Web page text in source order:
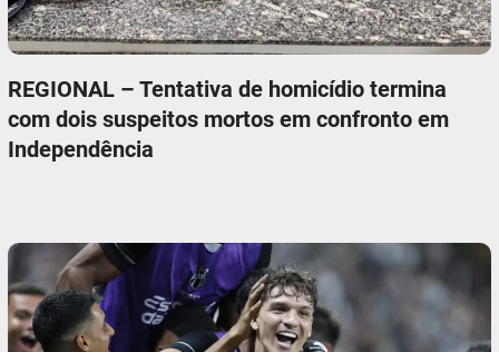
REGIONAL – Tentativa de homicídio termina
com dois suspeitos mortos em confronto em
Independência